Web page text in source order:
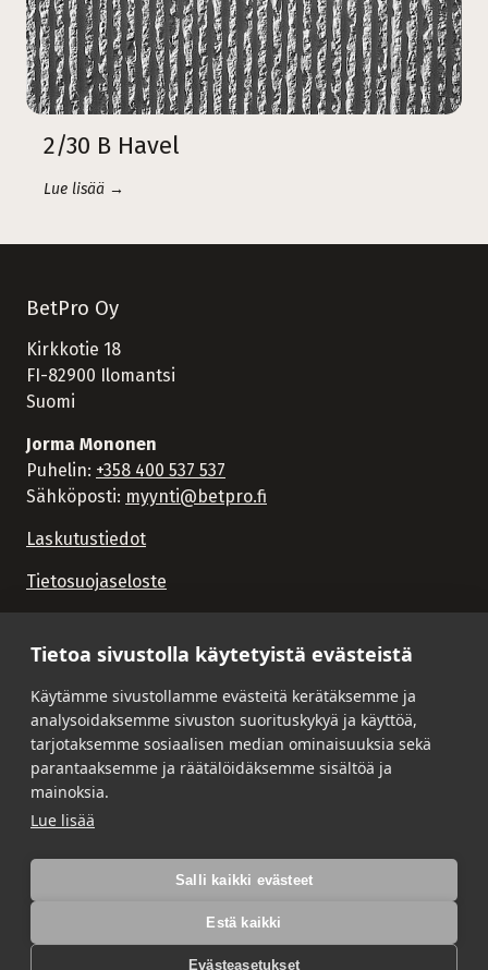
Tietoa sivustolla käytetyistä evästeistä
Käytämme sivustollamme evästeitä kerätäksemme ja
analysoidaksemme sivuston suorituskykyä ja käyttöä,
tarjotaksemme sosiaalisen median ominaisuuksia sekä
parantaaksemme ja räätälöidäksemme sisältöä ja
mainoksia.
Lue lisää
Salli kaikki evästeet
Estä kaikki
Evästeasetukset
2/30 B Havel
Lue lisää →
BetPro Oy
Kirkkotie 18
FI-82900 Ilomantsi
Suomi
Jorma Mononen
Puhelin: +358 400 537 537
Sähköposti: myynti@betpro.fi
Laskutustiedot
Tietosuojaseloste